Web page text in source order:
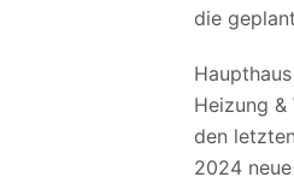
die
Heizung
den
2024